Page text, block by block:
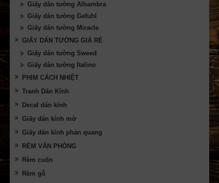
Giấy dán tường Alhambra
Giấy dán tường Gefuhl
Giấy dán tường Miracle
GIẤY DÁN TƯỜNG GIÁ RẺ
Giấy dán tường Sweed
Giấy dán tường Italino
PHIM CÁCH NHIỆT
Tranh Dán Kính
Decal dán kính
Giấy dán kính mờ
Giấy dán kính phản quang
RÈM VĂN PHÒNG
Rèm cuốn
Rèm gỗ